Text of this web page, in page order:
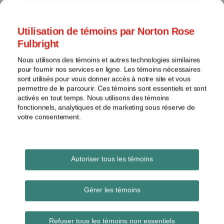
Utilisation de témoins par Norton Rose
Fulbright
Nous utilisons des témoins et autres technologies similaires
pour fournir nos services en ligne. Les témoins nécessaires
sont utilisés pour vous donner accès à notre site et vous
permettre de le parcourir. Ces témoins sont essentiels et sont
activés en tout temps. Nous utilisons des témoins
fonctionnels, analytiques et de marketing sous réserve de
votre consentement.
Autoriser tous les témoins
Gérer les témoins
Refuser tous les témoins non essentiels
Skip
content
Accueil
À
propos
Contacts
Rechercher
Brevets
Marques
de
commerce
Droit
d'auteur
Les Actifs créatifs
Un blogue sur la protection des intangibles
(brevets, dessins industriels, droits d'auteur,
marques, etc.)
Taxes
Subscribe to Taxes via RSS